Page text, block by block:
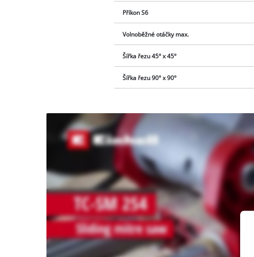
Příkon S6
Volnoběžné otáčky max.
Šířka řezu 45° x 45°
Šířka řezu 90° x 90°
K načtení
služby
potřebujeme
váš souhlas!
content
is
permitted
to